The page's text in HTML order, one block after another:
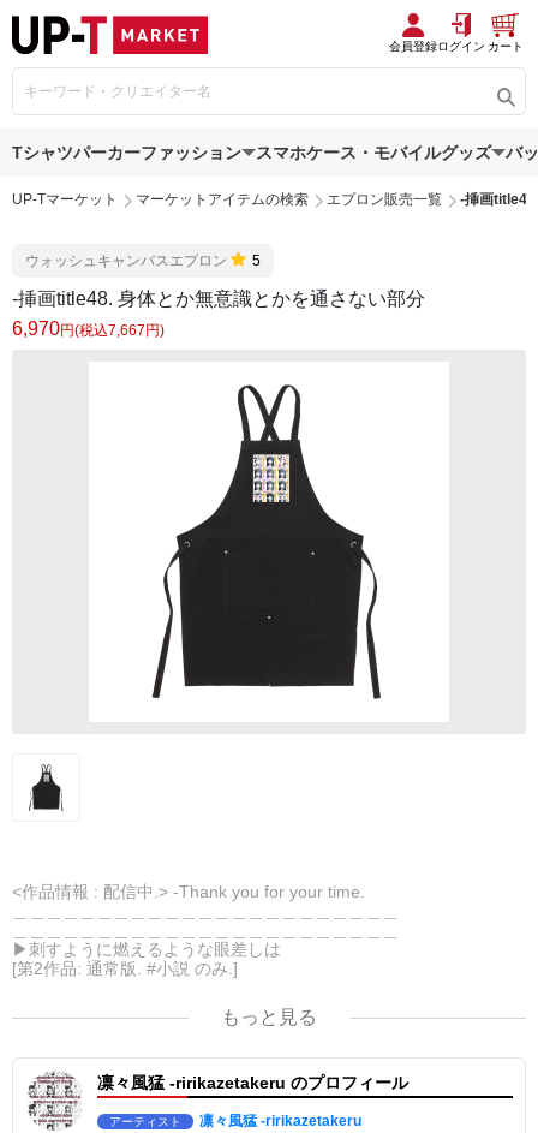
会員登録ログイン カート
Tシャツパーカーファッション スマホケース・モバイルグッズ バ
UP-Tマーケット マーケットアイテムの検索 エプロン販売一覧 -挿画
ウォッシュキャンバスエプロン 5
-挿画title48. 身体とか無意識とかを通さない部分
6,970円(税込7,667円)
<作品情報 : 配信中.> -Thank you for your time.
▶︎刺すように燃えるような眼差しは
[第2作品: 通常版. #小説 のみ.]
日本語版: https://amzn.asia/d/7GbUq3Z
英語版: https://amzn.asia/d/eLvAyy5
＿＿＿＿＿＿＿＿＿＿＿＿＿＿＿＿＿＿＿＿＿＿＿
▶︎求めない惑星 [小説/ #絵本 版]
第2作品の章: “刺すように燃えるような眼差しは”部分[主人公である
小説家の遺作]を絵本化。
もっと見る
凛々風猛 -ririkazetakeru のプロフィール
アーティスト 凛々風猛 -ririkazetakeru